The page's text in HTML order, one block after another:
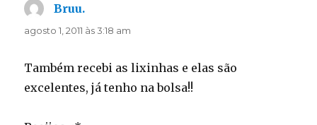
Bruu.
agosto 1, 2011 às 3:18 am
Também recebi as lixinhas e elas são
excelentes, já tenho na bolsa!!